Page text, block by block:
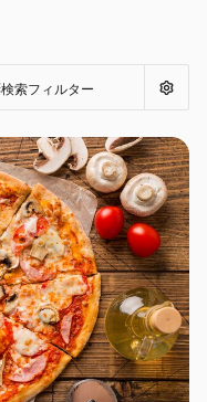
検索フィルター